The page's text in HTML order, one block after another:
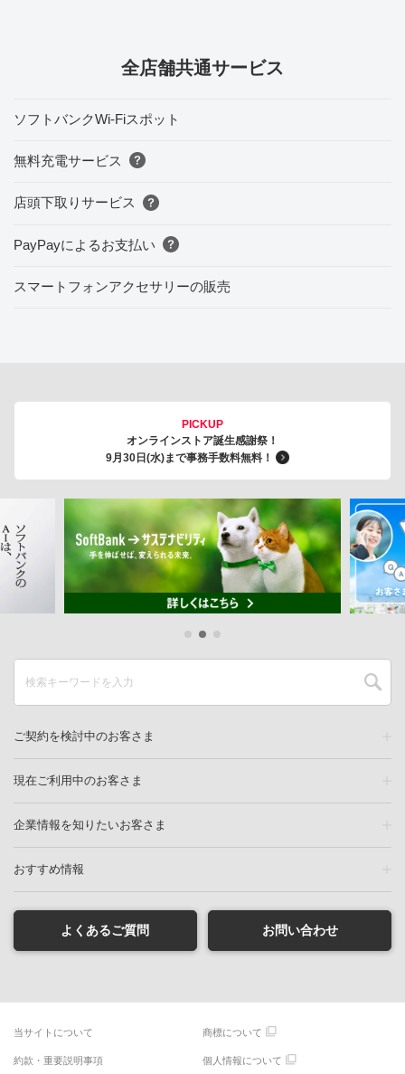
全店舗共通サービス
ソフトバンクWi-Fiスポット
無料充電サービス
店頭下取りサービス
PayPayによるお支払い
スマートフォンアクセサリーの販売
PICKUP
オンラインストア誕生感謝祭！
9月30日(水)まで事務手数料無料！
ご契約を検討中のお客さま
現在ご利用中のお客さま
企業情報を知りたいお客さま
おすすめ情報
よくあるご質問 お問い合わせ
当サイトについて 商標について
約款・重要説明事項 個人情報について